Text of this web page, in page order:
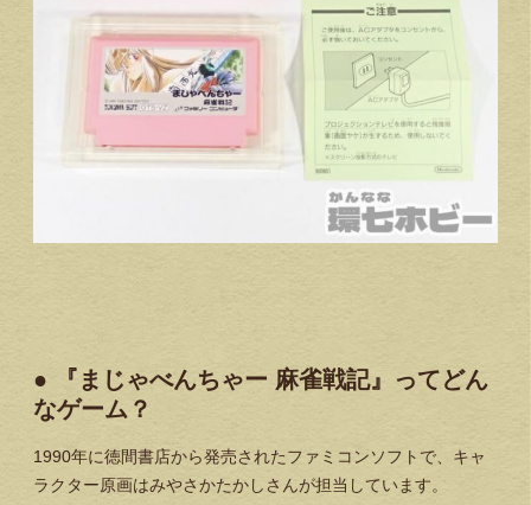
● 『まじゃべんちゃー 麻雀戦記』ってどん
なゲーム？
1990年に徳間書店から発売されたファミコンソフトで、キャ
ラクター原画はみやさかたかしさんが担当しています。